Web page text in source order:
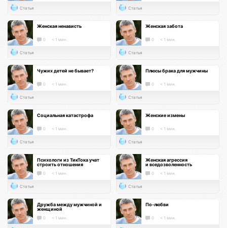
Статья Статья
Женская ненависть
0 < 1 мин.
Статья
Женская забота
0 < 1 мин.
Статья
Чужих детей не бывает?
0 < 1 мин.
Статья
Плюсы брака для мужчины
0 < 1 мин.
Статья
Социальная катастрофа
0 < 1 мин.
Статья
Женские измены
0 < 1 мин.
Статья
Психологи из ТикТока учат
строить отношения
0 < 1 мин.
Статья
Женская агрессия
и вседозволенность
0 < 1 мин.
Статья
Дружба между мужчиной и
женщиной
0 < 1 мин.
По-любви
0 < 1 мин.